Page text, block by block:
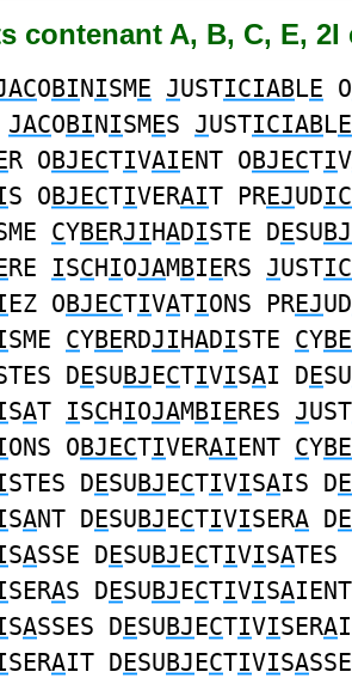
contenant A, B, C, E, 2I
OBINISME JUSTICIABLE O
JACOBINISMES JUSTICIABLE
R OBJECTIVAIENT OBJECTIV
S OBJECTIVERAIT PREJUD
CYBERJIHADISTE DESUBJ
RE ISCHIOJAMBIERS JUST
EZ OBJECTIVATIONS PREJUD
SME CYBERDJIHADISTE CYBE
DESUBJECTIVISAI DESU
SAT ISCHIOJAMBIERES JUST
ONS OBJECTIVERAIENT CYBE
STES DESUBJECTIVISAIS DE
SANT DESUBJECTIVISERA DE
SASSE DESUBJECTIVISATES
SERAS DESUBJECTIVISAIENT
SASSES DESUBJECTIVISERA
SERAIT DESUBJECTIVISA